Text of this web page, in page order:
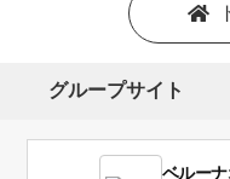
グループサイト
ベルー